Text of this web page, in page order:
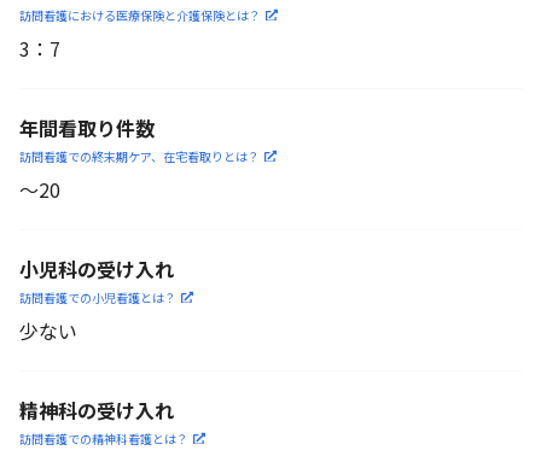
訪問看護における医療保険と介護保険とは？
3 ： 7
年間看取り件数
訪問看護での終末期ケア、 在宅看取りとは？
〜20
小児科の受け入れ
訪問看護での小児看護とは？
少ない
精神科の受け入れ
訪問看護での精神科看護とは？